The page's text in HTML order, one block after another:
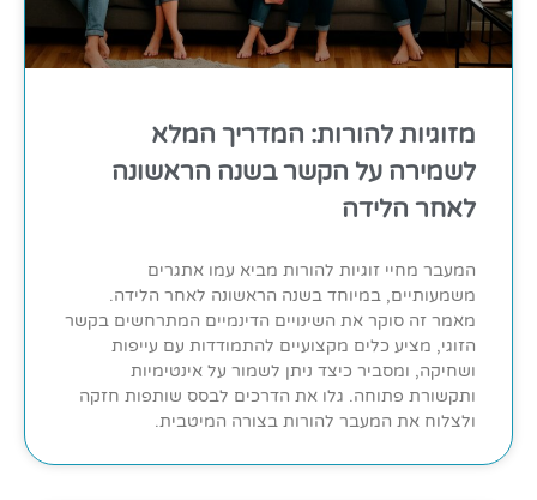
מזוגיות להורות: המדריך המלא
לשמירה על הקשר בשנה הראשונה
לאחר הלידה
המעבר מחיי זוגיות להורות מביא עמו אתגרים
משמעותיים, במיוחד בשנה הראשונה לאחר הלידה.
מאמר זה סוקר את השינויים הדינמיים המתרחשים בקשר
הזוגי, מציע כלים מקצועיים להתמודדות עם עייפות
ושחיקה, ומסביר כיצד ניתן לשמור על אינטימיות
ותקשורת פתוחה. גלו את הדרכים לבסס שותפות חזקה
ולצלוח את המעבר להורות בצורה המיטבית.